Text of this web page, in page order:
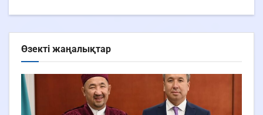
Өзекті жаңалықтар